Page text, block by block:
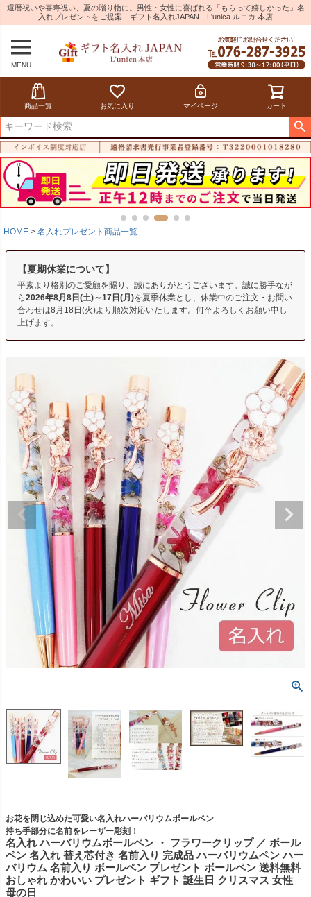
還暦祝いや喜寿祝い、夏の贈り物に。男性・女性に喜ばれる「もらって嬉しかった」名
入れプレゼントをご提案｜ギフト名入れJAPAN｜L'unica ルニカ 本店
MENU
商品一覧 お気に入り マイページ カート
HOME 名入れプレゼント商品一覧
【夏期休業について】
平素より格別のご愛顧を賜り、誠にありがとうございます。誠に勝手なが
ら2026年8月8日(土)～17日(月)を夏季休業とし、休業中のご注文・お問い
合わせは8月18日(火)より順次対応いたします。何卒よろしくお願い申し
上げます。
お花を閉じ込めた可愛い名入れハーバリウムボールペン
持ち手部分に名前をレーザー彫刻！
名入れ ハーバリウムボールペン ・ フラワークリップ ／ ボール
ペン 名入れ 替え芯付き 名前入り 完成品 ハーバリウムペン ハー
バリウム 名前入り ボールペン プレゼント ボールペン 送料無料
おしゃれ かわいい プレゼント ギフト 誕生日 クリスマス 女性
母の日